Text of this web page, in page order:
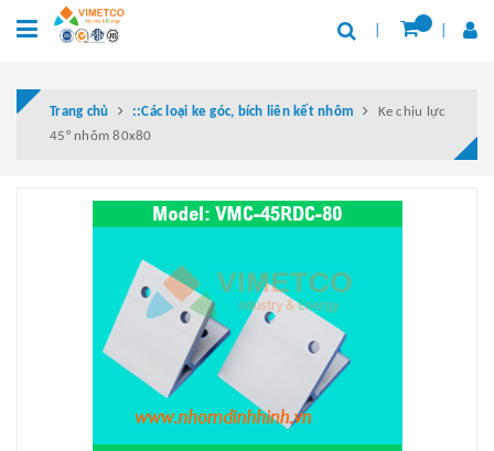
Trang chủ ::Các loại ke góc, bích liên kết nhôm
Ke chịu lực
45° nhôm 80x80